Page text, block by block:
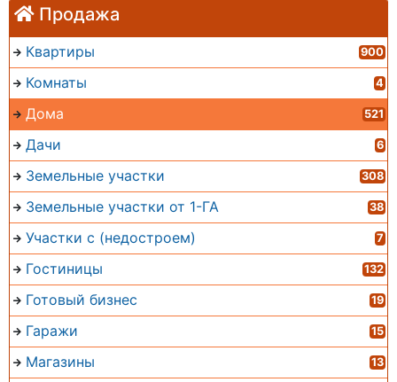
Продажа
Квартиры 900
Комнаты 4
Дома 521
Дачи 6
Земельные участки 308
Земельные участки от 1-ГА 38
Участки с (недостроем) 7
Гостиницы 132
Готовый бизнес 19
Гаражи 15
Магазины 13